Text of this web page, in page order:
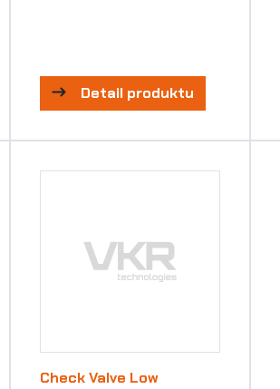
Detail produktu
Check Valve Low